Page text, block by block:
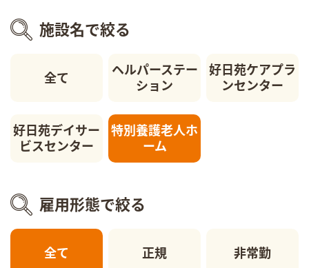
施設名で絞る
全て
ヘルパーステー
ション
好日苑ケアプラ
ンセンター
好日苑デイサー
ビスセンター
特別養護老人ホ
ーム
雇用形態で絞る
全て 正規 非常勤